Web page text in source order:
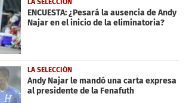
LA SELECCIÓN
ENCUESTA: ¿Pesará la ausencia de Andy
Najar en el inicio de la eliminatoria?
LA SELECCIÓN
Andy Najar le mandó una carta expresa
al presidente de la Fenafuth